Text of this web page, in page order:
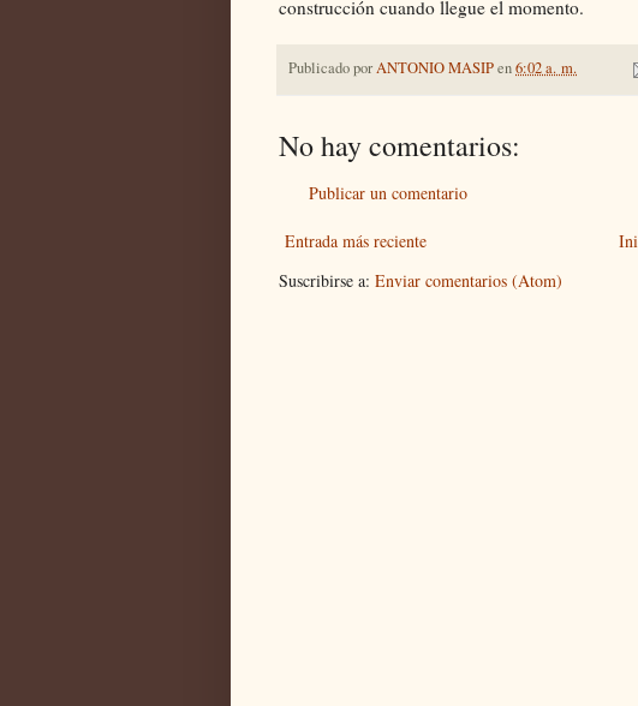
construcción cuando llegue el momento.
Publicado porANTONIO MASIPen6:02 a. m.
No hay comentarios:
Publicar un comentario
Entrada más reciente
Suscribirse a: Enviar comentarios (Atom)